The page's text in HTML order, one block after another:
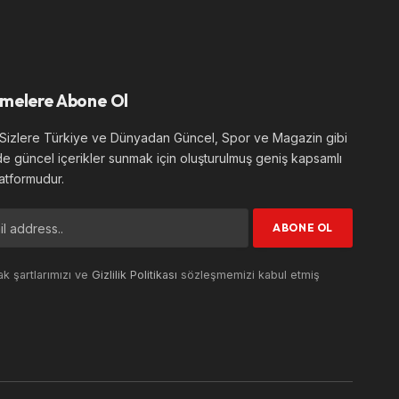
Abone Ol
Türkiye ve Dünyadan Güncel, Spor ve Magazin gibi
güncel içerikler sunmak için oluşturulmuş geniş kapsamlı
şartlarımızı ve Gizlilik Politikası sözleşmemizi kabul etmiş